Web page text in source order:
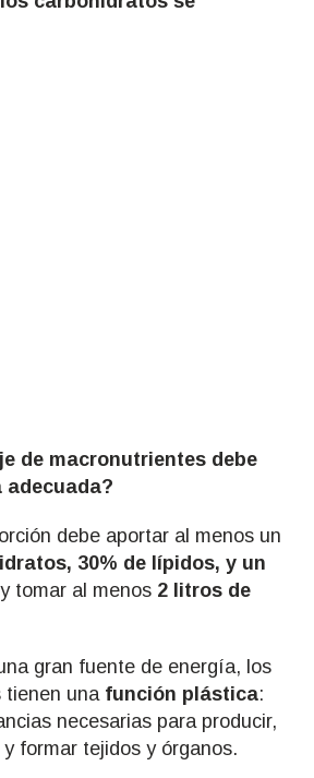
de macronutrientes debe
adecuada?
debe aportar al menos un
30% de lípidos, y un
y tomar al menos 2 litros de
gran fuente de energía, los
tienen una función plástica:
necesarias para producir,
formar tejidos y órganos.